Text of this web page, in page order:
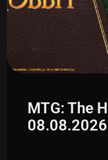
MTG: The
08.08.2026